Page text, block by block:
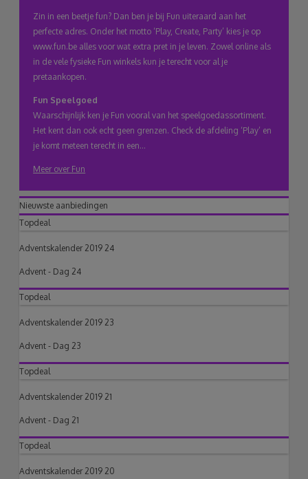
Zin in een beetje fun? Dan ben je bij Fun uiteraard aan het
perfecte adres. Onder het motto ‘Play, Create, Party’ kies je op
www.fun.be alles voor wat extra pret in je leven. Zowel online als
in de vele fysieke Fun winkels kun je terecht voor al je
pretaankopen.
Fun Speelgoed
Waarschijnlijk ken je Fun vooral van het speelgoedassortiment.
Het kent dan ook echt geen grenzen. Check de afdeling ‘Play’ en
je komt meteen terecht in een...
Meer over Fun
Nieuwste aanbiedingen
Topdeal
Adventskalender 2019 24
Advent - Dag 24
Topdeal
Adventskalender 2019 23
Advent - Dag 23
Topdeal
Adventskalender 2019 21
Advent - Dag 21
Topdeal
Adventskalender 2019 20